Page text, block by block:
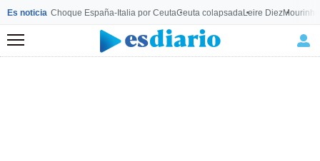
Es noticia Choque España-Italia por CeutaCeuta colapsadaLeire Diez
Menú